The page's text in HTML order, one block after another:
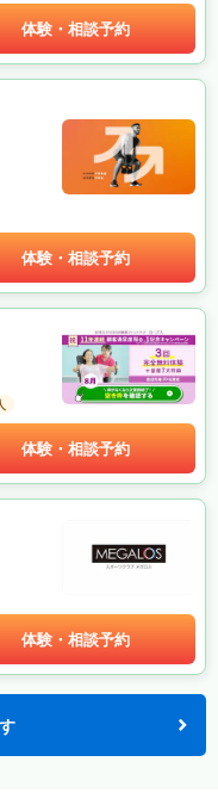
体験・相談予約
体験・相談予約
体験・相談予約
体験・相談予約